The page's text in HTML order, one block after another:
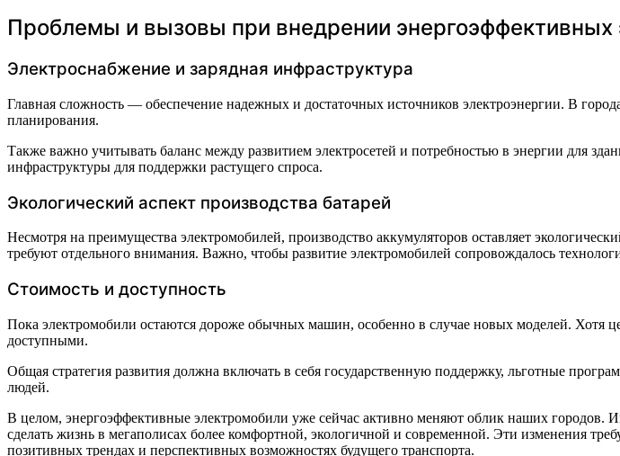
Проблемы и вызовы при внедрении энергоэффективных
Электроснабжение и зарядная инфраструктура
Главная сложность — обеспечение надежных и достаточных источников электроэнергии. В
планирования.
Также важно учитывать баланс между развитием электросетей и потребностью в энергии для
инфраструктуры для поддержки растущего спроса.
Экологический аспект производства батарей
Несмотря на преимущества электромобилей, производство аккумуляторов оставляет
требуют отдельного внимания. Важно, чтобы развитие электромобилей сопровождалось
Стоимость и доступность
Пока электромобили остаются дороже обычных машин, особенно в случае новых моделей. Хотя
доступными.
Общая стратегия развития должна включать в себя государственную поддержку, льготные
людей.
В целом, энергоэффективные электромобили уже сейчас активно меняют облик наших городов.
сделать жизнь в мегаполисах более комфортной, экологичной и современной. Эти изменения
позитивных трендах и перспективных возможностях будущего транспорта.